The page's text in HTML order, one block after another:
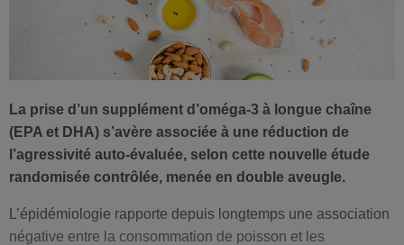
La prise d’un supplément d’oméga-3 à longue chaîne
(EPA et DHA) s’avère associée à une réduction de
l’agressivité auto-évaluée, selon cette nouvelle étude
randomisée contrôlée, menée en double aveugle.
L’épidémiologie rapporte depuis longtemps une association
négative entre la consommation de poisson et les